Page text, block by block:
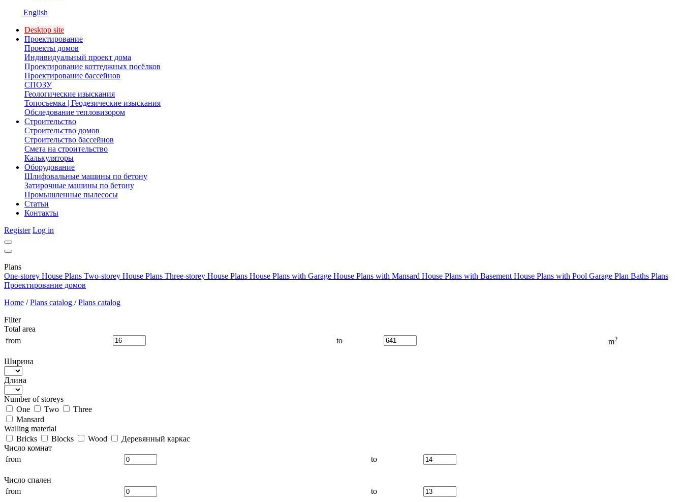
English
Desktop site
Проектирование
Проекты домов
Индивидуальный проект дома
Проектирование коттеджных посёлков
Проектирование бассейнов
СПОЗУ
Геологические изыскания
Топосъемка | Геодезические изыскания
Обследование тепловизором
Строительство
Строительство домов
Строительство бассейнов
Смета на строительство
Калькуляторы
Оборудование
Шлифовальные машины по бетону
Затирочные машины по бетону
Промышленные пылесосы
Статьи
Контакты
Register Log in
Plans
One-storey House Plans Two-storey House Plans Three-storey House Plans House Plans with Garage House Plans with Mansard House Plans with Basement House Plans with Pool Garage Plan Baths Plans
Проектирование домов
Home / Plans catalog / Plans catalog
Filter
Total area
from
to m2
Ширина
Длина
Number of storeys
One
Two
Three
Mansard
Walling material
Bricks
Blocks Wood
Деревянный каркас
Число комнат
from
to
Число спален
from
to